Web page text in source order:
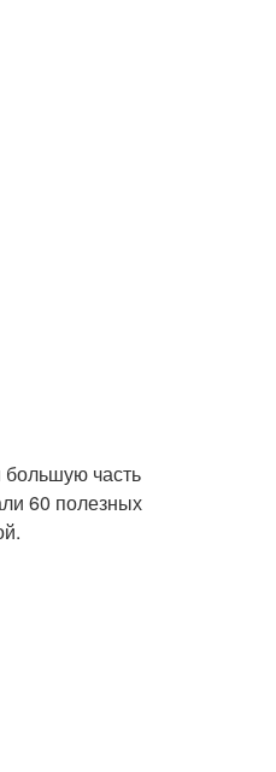
большую часть
60 полезных